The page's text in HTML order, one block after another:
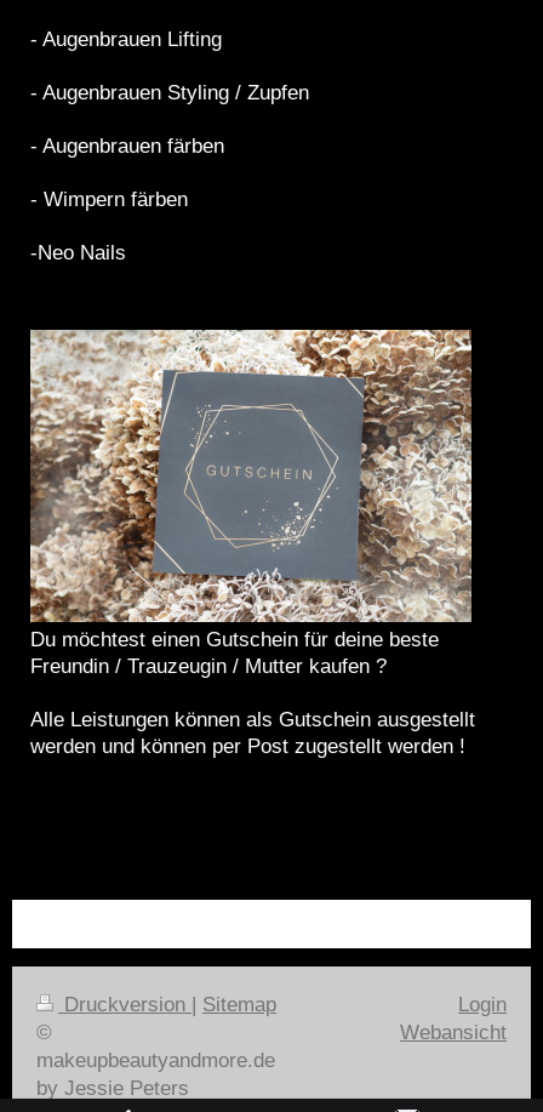
- Augenbrauen Lifting
- Augenbrauen Styling / Zupfen
- Augenbrauen färben
- Wimpern färben
-Neo Nails
Du möchtest einen Gutschein für deine beste
Freundin / Trauzeugin / Mutter kaufen ?
Alle Leistungen können als Gutschein ausgestellt
werden und können per Post zugestellt werden !
Druckversion | Sitemap
©
makeupbeautyandmore.de
by Jessie Peters
Login
Webansicht